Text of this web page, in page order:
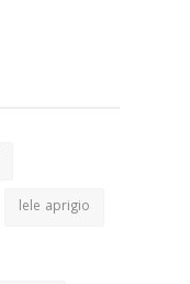
lele aprigio